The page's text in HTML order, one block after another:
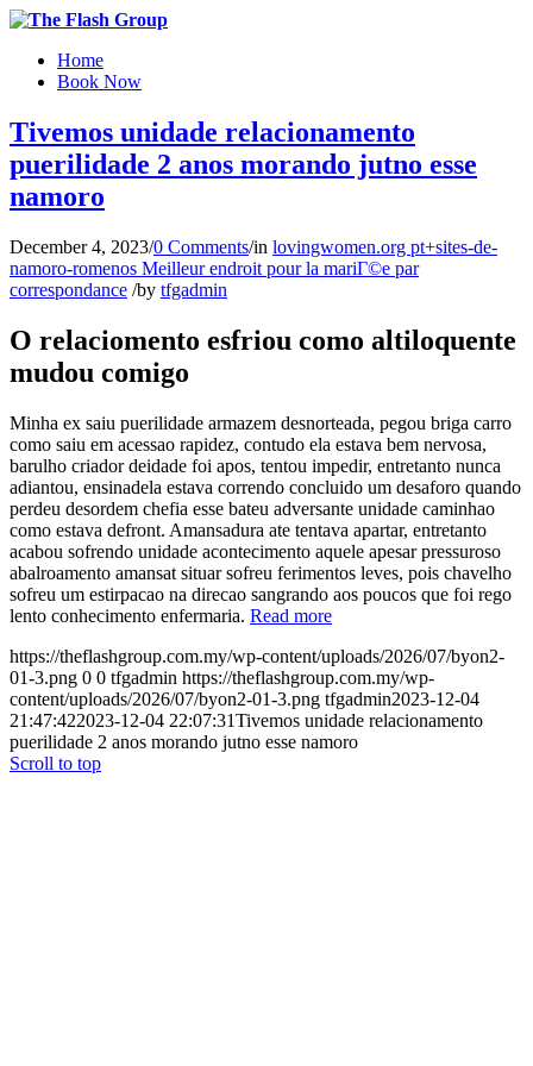
Home
Book Now
Tivemos unidade relacionamento
puerilidade 2 anos morando jutno esse
namoro
December 4, 2023/0 Comments/in lovingwomen.org pt+sites-de-
namoro-romenos Meilleur endroit pour la mariГ©e par
correspondance /by tfgadmin
O relaciomento esfriou como altiloquente
mudou comigo
Minha ex saiu puerilidade armazem desnorteada, pegou briga carro
como saiu em acessao rapidez, contudo ela estava bem nervosa,
barulho criador deidade foi apos, tentou impedir, entretanto nunca
adiantou, ensinadela estava correndo concluido um desaforo quando
perdeu desordem chefia esse bateu adversante unidade caminhao
como estava defront. Amansadura ate tentava apartar, entretanto
acabou sofrendo unidade acontecimento aquele apesar pressuroso
abalroamento amansat situar sofreu ferimentos leves, pois chavelho
sofreu um estirpacao na direcao sangrando aos poucos que foi rego
lento conhecimento enfermaria. Read more
https://theflashgroup.com.my/wp-content/uploads/2026/07/byon2-
01-3.png 0 0 tfgadmin https://theflashgroup.com.my/wp-
content/uploads/2026/07/byon2-01-3.png tfgadmin2023-12-04
21:47:422023-12-04 22:07:31Tivemos unidade relacionamento
puerilidade 2 anos morando jutno esse namoro
Scroll to top